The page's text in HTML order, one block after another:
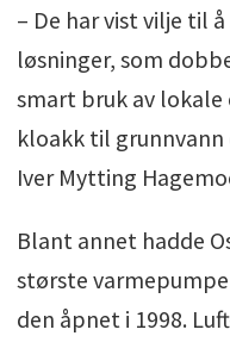
– De har vist vilje til
løsninger, som
smart bruk av
kloakk til grunnvann
Iver Mytting
Blant annet hadde
største
den åpnet i 1998.